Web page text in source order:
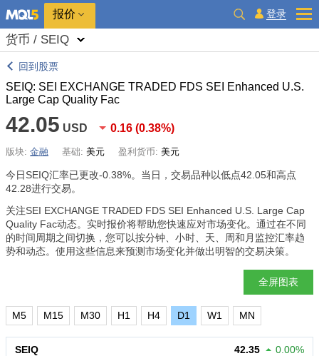
报价 登录
货币 / SEIQ
回到股票
SEIQ: SEI EXCHANGE TRADED FDS SEI Enhanced U.S.
Large Cap Quality Fac
42.05 USD 0.16 (0.38%)
版块: 金融 基础: 美元 盈利货币: 美元
今日SEIQ汇率已更改-0.38%。当日，交易品种以低点42.05和高点
42.28进行交易。
关注SEI EXCHANGE TRADED FDS SEI Enhanced U.S. Large Cap
Quality Fac动态。实时报价将帮助您快速应对市场变化。通过在不同
的时间周期之间切换，您可以按分钟、小时、天、周和月监控汇率趋
势和动态。使用这些信息来预测市场变化并做出明智的交易决策。
全屏图表
M5 M15 M30 H1 H4 D1 W1 MN
SEIQ 42.35 0.00%